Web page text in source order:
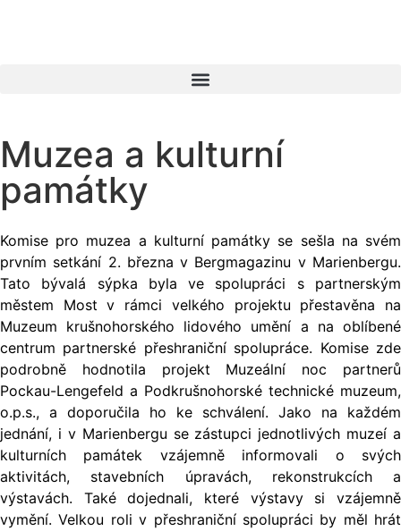
Muzea a kulturní
památky
Komise pro muzea a kulturní památky se sešla na svém
prvním setkání 2. března v Bergmagazinu v Marienbergu.
Tato bývalá sýpka byla ve spolupráci s partnerským
městem Most v rámci velkého projektu přestavěna na
Muzeum krušnohorského lidového umění a na oblíbené
centrum partnerské přeshraniční spolupráce. Komise zde
podrobně hodnotila projekt Muzeální noc partnerů
Pockau-Lengefeld a Podkrušnohorské technické muzeum,
o.p.s., a doporučila ho ke schválení. Jako na každém
jednání, i v Marienbergu se zástupci jednotlivých muzeí a
kulturních památek vzájemně informovali o svých
aktivitách, stavebních úpravách, rekonstrukcích a
výstavách. Také dojednali, které výstavy si vzájemně
vymění. Velkou roli v přeshraniční spolupráci by měl hrát